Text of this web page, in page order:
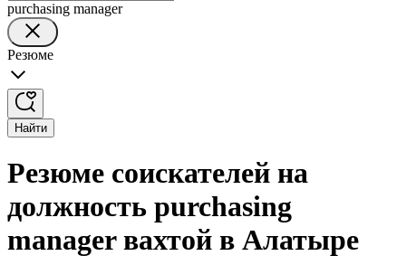
purchasing manager
Резюме
Найти
Резюме соискателей на
должность purchasing
manager вахтой в Алатыре